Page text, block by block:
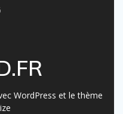
WordPress et lethème